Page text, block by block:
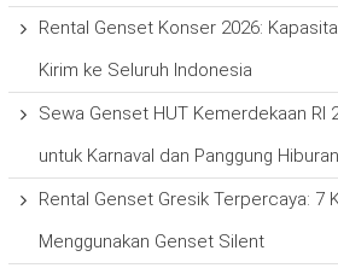
Rental Genset Konser 2026:
Kirim ke Seluruh Indonesia
Sewa Genset HUT Kemerdekaan RI
untuk Karnaval dan Panggung Hiburan
Rental Genset Gresik Terpercaya: 7
Menggunakan Genset Silent